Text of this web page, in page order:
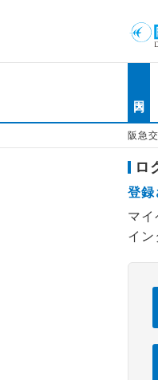
阪急
ロ
登録
マイ
イン